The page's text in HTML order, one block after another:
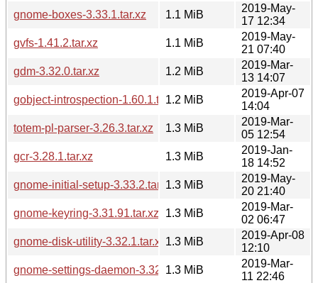
gnome-boxes-3.33.1.tar.xz
1.1 MiB
2019-May-
17 12:34
gvfs-1.41.2.tar.xz
1.1 MiB
2019-May-
21 07:40
gdm-3.32.0.tar.xz
1.2 MiB
2019-Mar-
13 14:07
gobject-introspection-1.60.1.tar.xz1.2 MiB
2019-Apr-07
14:04
totem-pl-parser-3.26.3.tar.xz
1.3 MiB
2019-Mar-
05 12:54
gcr-3.28.1.tar.xz
1.3 MiB
2019-Jan-
18 14:52
gnome-initial-setup-3.33.2.tar.xz1.3 MiB
2019-May-
20 21:40
gnome-keyring-3.31.91.tar.xz
1.3 MiB
2019-Mar-
02 06:47
gnome-disk-utility-3.32.1.tar.xz 1.3 MiB
2019-Apr-08
12:10
gnome-settings-daemon-3.32.0.tar.xz
1.3 MiB
2019-Mar-
11 22:46